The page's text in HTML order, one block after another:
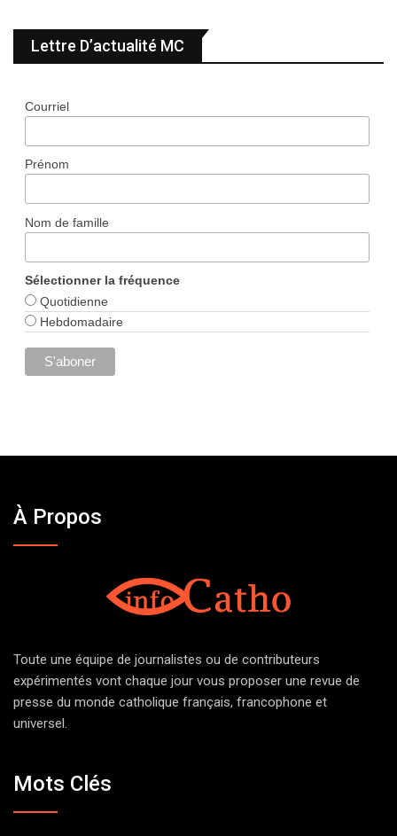
Lettre D’actualité MC
Courriel
Prénom
Nom de famille
Sélectionner la fréquence
Quotidienne
Hebdomadaire
À Propos
Toute une équipe de journalistes ou de contributeurs
expérimentés vont chaque jour vous proposer une revue de
presse du monde catholique français, francophone et
universel.
Mots Clés